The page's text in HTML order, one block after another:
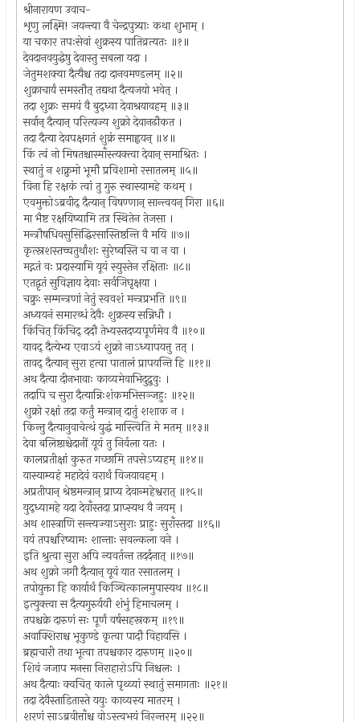
श्रीनारायण उवाच-
शृणु लक्ष्मि! जयन्त्या वै चेन्द्रपुत्र्याः कथा शुभाम् ।
या चकार तपःसेवां शुक्रस्य पातिव्रत्यतः ॥१॥
देवदानवयुद्धेषु देवास्तु सबला यदा ।
जेतुमशक्या दैत्यैश्च तदा दानवमण्डलम् ॥२॥
शुक्राचार्यं समस्तौत् तद्यथा दैत्यजयो भवेत् ।
तदा शुक्रः समयं वै बुद्ध्वा देवाश्रयावहम् ॥३॥
सर्वान् दैत्यान् परित्यज्य शुक्रो देवानढौकत ।
तदा दैत्या देवपक्षगतं शुक्रं समाह्वयन् ॥४॥
किं त्वं नो मिषतश्चास्माँस्त्यक्त्वा देवान् समाश्रितः ।
स्थातुं न शक्नुमो भूमौ प्रविशामो रसातलम् ॥५॥
विना हि रक्षकं त्वां तु गुरु स्थास्यामहे कथम् ।
एवमुक्तोऽब्रवीद् दैत्यान् विषण्णान् सान्त्वयन् गिरा ॥६॥
मा भैष्ट रक्षयिष्यामि तत्र स्थितेन तेजसा ।
मन्त्रौषधिवसुसिद्धिरसास्तिष्ठन्ति वै मयि ॥७॥
कृत्स्नशस्तच्चतुर्थांशः सुरेष्वस्ति च वा न वा ।
मद्गतं वः प्रदास्यामि यूयं स्युस्तेन रक्षिताः ॥८॥
एतद्वृतं सुविज्ञाय देवाः सर्वजिघृक्षया ।
चक्रुः सम्मन्त्रणां नेतुं स्ववशं मन्त्रप्रभति ॥९॥
अध्ययनं समारब्धं देवैः शुक्रस्य सन्निधौ ।
किंचित् किंचिद् ददौ तेभ्यस्तदप्यपूर्णमेव वै ॥१०॥
यावद् दैत्येभ्य एवाऽयं शुक्रो नाऽध्यापयत्तु तत् ।
तावद् दैत्यान् सुरा हत्वा पातालं प्रापयन्ति हि ॥११॥
अथ दैत्या दीनभावाः काव्यमेवाभिदुद्रुवुः ।
तदापि च सुरा दैत्यान्निःशंकमभिसञ्जहुः ॥१२॥
शुक्रो रक्षां तदा कर्तुं मन्त्रान् दातुं शशाक न ।
किन्तु दैत्यानुवाचेत्थं युद्धं मास्त्विति मे मतम् ॥१३॥
देवा बलिष्ठाश्चेदानीं यूयं तु निर्वला यतः ।
कालप्रतीक्षां कुरुत गच्छामि तपसेऽप्यहम् ॥१४॥
यास्याम्यहं महादेवं वरार्थं विजयावहम् ।
अप्रतीपान् श्रेष्ठमन्त्रान् प्राप्य देवान्महेश्वरात् ॥१५॥
युद्ध्यामहे यदा देवाँस्तदा प्राप्स्यथ वै जयम् ।
अथ शास्त्राणि सन्त्यज्याऽसुराः प्राहुः सुराँस्तदा ॥१६॥
वयं तपश्चरिष्यामः शान्ताः सवल्कला वने ।
इति श्रुत्वा सुरा अपि न्यवर्तन्त तदर्दनात् ॥१७॥
अथ शुक्रो जगौ दैत्यान् यूयं यात रसातलम् ।
तपोयुक्ता हि कार्यार्थं किञ्चित्कालमुपास्यथ ॥१८॥
इत्युक्त्वा स दैत्यगुरुर्ययौ शंभुं हिमाचलम् ।
तपश्चक्रे दारुणं सः पूर्णं वर्षसहस्रकम् ॥१९॥
अवाक्शिराश्च भूकुण्डे कृत्वा पादौ विहायसि ।
ब्रह्मचारी तथा भूत्वा तपश्चकार दारुणम् ॥२०॥
शिवं जजाप मनसा निराहारोऽपि निश्चलः ।
अथ दैत्याः क्वचित् काले पृथ्व्यां स्थातुं समागताः ॥२१॥
तदा देवैस्ताडितास्ते ययुः काव्यस्य मातरम् ।
शरणं साऽब्रवीत्ताँश्च वोऽस्त्वभयं निरन्तरम् ॥२२॥